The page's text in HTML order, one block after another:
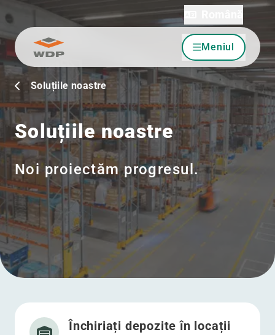
Sari la conținut Meniul
Soluțiile noastre
Soluțiile noastre
Noi proiectăm progresul.
Meniul
Închiriați depozite în locații
Mergi la Închiriați depozite în locații strategice din